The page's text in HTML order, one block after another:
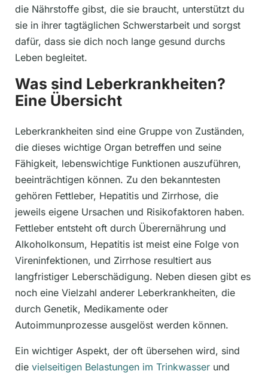
die Nährstoffe gibst, die sie braucht, unterstützt du
sie in ihrer tagtäglichen Schwerstarbeit und sorgst
dafür, dass sie dich noch lange gesund durchs
Leben begleitet.
Was sind Leberkrankheiten?
Eine Übersicht
Leberkrankheiten sind eine Gruppe von Zuständen,
die dieses wichtige Organ betreffen und seine
Fähigkeit, lebenswichtige Funktionen auszuführen,
beeinträchtigen können. Zu den bekanntesten
gehören Fettleber, Hepatitis und Zirrhose, die
jeweils eigene Ursachen und Risikofaktoren haben.
Fettleber entsteht oft durch Überernährung und
Alkoholkonsum, Hepatitis ist meist eine Folge von
Vireninfektionen, und Zirrhose resultiert aus
langfristiger Leberschädigung. Neben diesen gibt es
noch eine Vielzahl anderer Leberkrankheiten, die
durch Genetik, Medikamente oder
Autoimmunprozesse ausgelöst werden können.
Ein wichtiger Aspekt, der oft übersehen wird, sind
die vielseitigen Belastungen im Trinkwasser und